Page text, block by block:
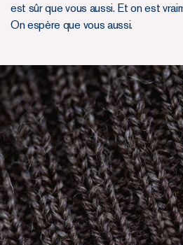
est sûr que vous aussi. Et on est
On espère que vous aussi.